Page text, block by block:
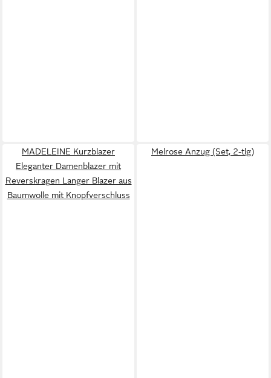
MADELEINE Kurzblazer
Eleganter Damenblazer mit
Reverskragen Langer Blazer aus
Baumwolle mit Knopfverschluss
Melrose Anzug (Set, 2-tlg)